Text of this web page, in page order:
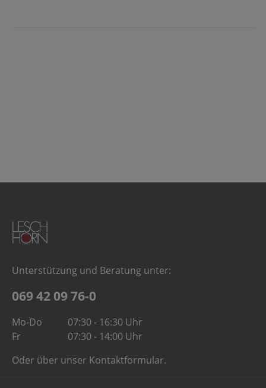
Unterstützung und Beratung unter:
069 42 09 76-0
Mo-Do
07:30 - 16:30 Uhr
Fr
07:30 - 14:00 Uhr
Oder über unser Kontaktformular.